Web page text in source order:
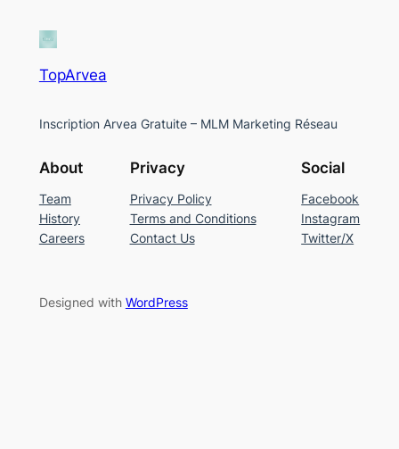
TopArvea
Inscription Arvea Gratuite – MLM Marketing Réseau
About
Team
History
Careers
Privacy
Privacy Policy
Terms and Conditions
Contact Us
Social
Facebook
Instagram
Twitter/X
Designed with WordPress